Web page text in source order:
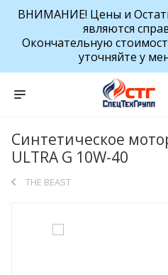
ВНИМАНИЕ! Цены и
являются
Окончательную
уточняйте у
Синтетическое
ULTRA G 10W-40
THE BEAST